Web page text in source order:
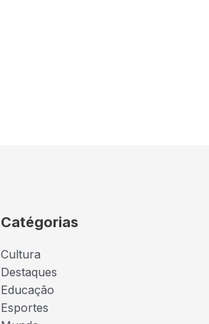
Catégorias
Cultura
Destaques
Educação
Esportes